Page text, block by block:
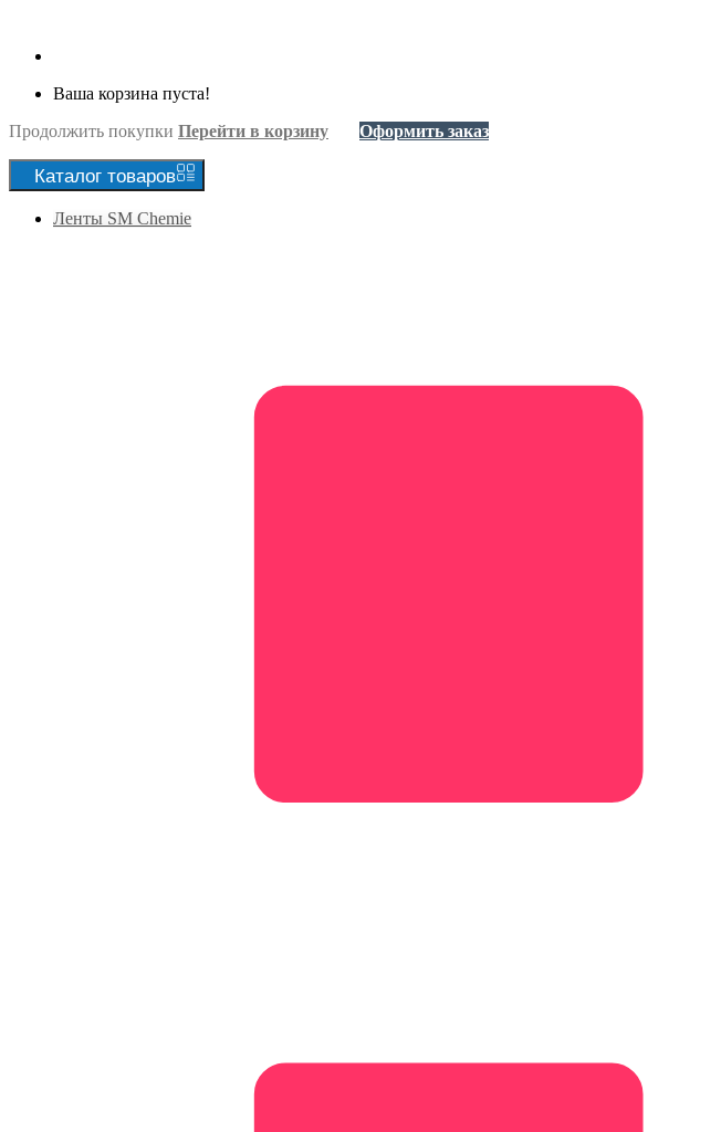
Ваша корзина пуста!
Продолжить покупки Перейти в корзину Оформить заказ
Каталог товаров
Ленты SM Chemie